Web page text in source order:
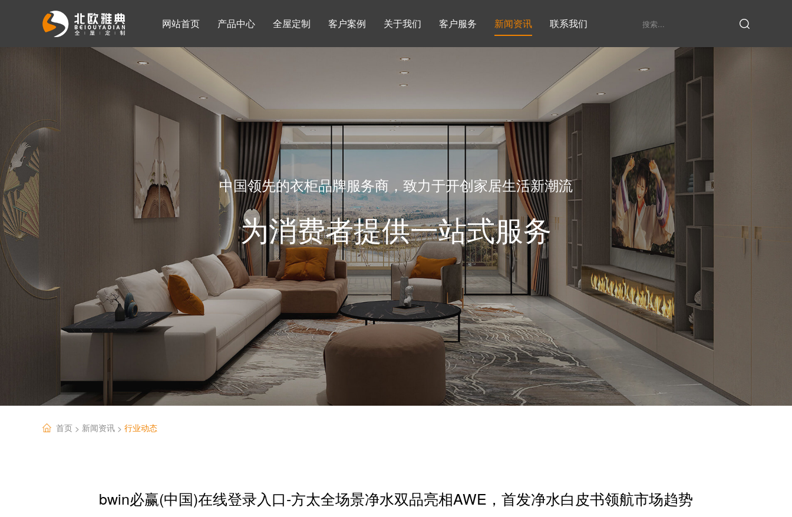
网站首页 产品中心
衣帽间
全屋定制 客户案例
书柜系列 酒柜系列 鞋柜系列
关于我们
公司简介 发展历程
客户服务 新闻资讯
公司新闻 家具定制厂家
联系我们
中国领先的衣柜品牌服务商，致力于开创家居生活新潮流
为消费者提供一站式服务
首页 > 新闻资讯 > 行业动态
bwin必赢(中国)在线登录入口-方太全场景净水双品亮相AWE，首发净水白皮书领航市场趋势